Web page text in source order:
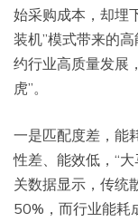
始采购成本，却埋
装机”模式带来的
约行业高质量发展
虎”。
一是匹配度差，能
性差、能效低，“
关数据显示，传统
50%，而行业能